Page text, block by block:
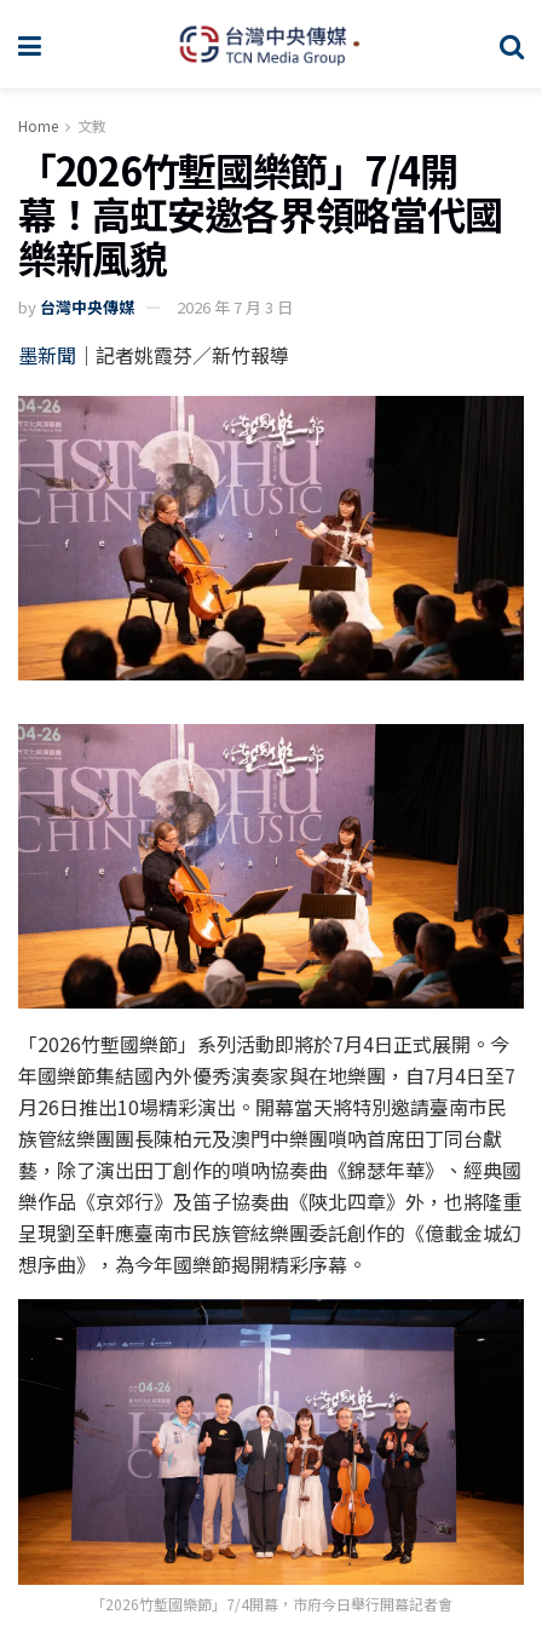
Home 文教
「2026竹塹國樂節」7/4開
幕！高虹安邀各界領略當代國
樂新風貌
by 台灣中央傳媒 2026 年 7 月 3 日
墨新聞 ｜記者姚霞芬／新竹報導
「2026竹塹國樂節」系列活動即將於7月4日正式展開。今
年國樂節集結國內外優秀演奏家與在地樂團，自7月4日至7
月26日推出10場精彩演出。開幕當天將特別邀請臺南市民
族管絃樂團團長陳柏元及澳門中樂團嗩吶首席田丁同台獻
藝，除了演出田丁創作的嗩吶協奏曲《錦瑟年華》、經典國
樂作品《京郊行》及笛子協奏曲《陝北四章》外，也將隆重
呈現劉至軒應臺南市民族管絃樂團委託創作的《億載金城幻
想序曲》，為今年國樂節揭開精彩序幕。
「2026竹塹國樂節」7/4開幕，市府今日舉行開幕記者會